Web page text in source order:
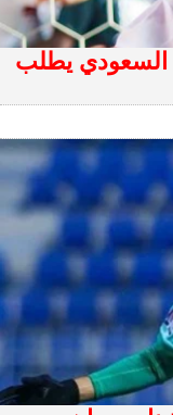
السعودي يطلب